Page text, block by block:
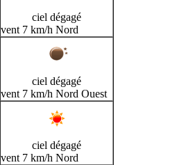
ciel dégagé
vent 7 km/h Nord
ciel dégagé
vent 7 km/h Nord Ouest
ciel dégagé
vent 7 km/h Nord